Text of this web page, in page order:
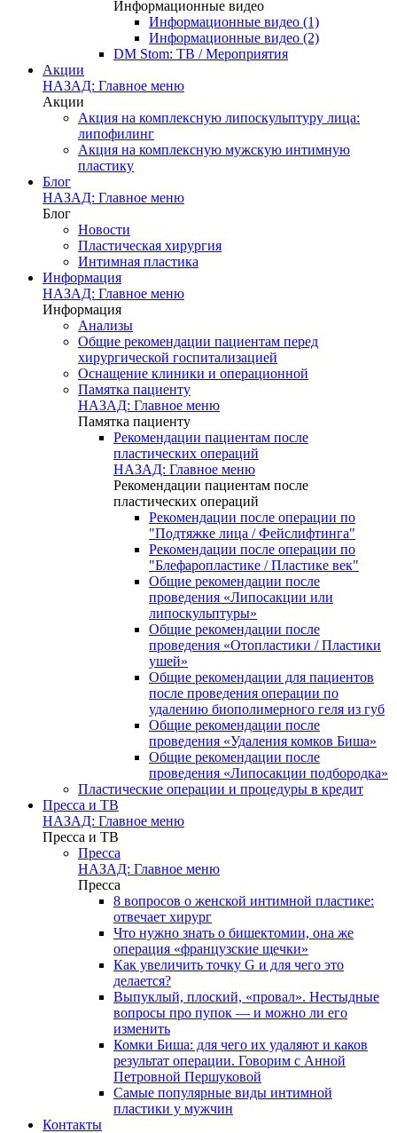
Информационные видео
Информационные видео (1)
Информационные видео (2)
DM Stom: ТВ / Мероприятия
Акции
НАЗАД: Главное меню
Акции
Акция на комплексную липоскульптуру лица:
липофилинг
Акция на комплексную мужскую интимную
пластику
Блог
НАЗАД: Главное меню
Блог
Новости
Пластическая хирургия
Интимная пластика
Информация
НАЗАД: Главное меню
Информация
Анализы
Общие рекомендации пациентам перед
хирургической госпитализацией
Оснащение клиники и операционной
Памятка пациенту
НАЗАД: Главное меню
Памятка пациенту
Рекомендации пациентам после
пластических операций
НАЗАД: Главное меню
Рекомендации пациентам после
пластических операций
Рекомендации после операции по
"Подтяжке лица / Фейслифтинга"
Рекомендации после операции по
"Блефаропластике / Пластике век"
Общие рекомендации после
проведения «Липосакции или
липоскульптуры»
Общие рекомендации после
проведения «Отопластики / Пластики
ушей»
Общие рекомендации для пациентов
после проведения операции по
удалению биополимерного геля из губ
Общие рекомендации после
проведения «Удаления комков Биша»
Общие рекомендации после
проведения «Липосакции подбородка»
Пластические операции и процедуры в кредит
Пресса и ТВ
НАЗАД: Главное меню
Пресса и ТВ
Пресса
НАЗАД: Главное меню
Пресса
8 вопросов о женской интимной пластике:
отвечает хирург
Что нужно знать о бишектомии, она же
операция «французские щечки»
Как увеличить точку G и для чего это
делается?
Выпуклый, плоский, «провал». Нестыдные
вопросы про пупок — и можно ли его
изменить
Комки Биша: для чего их удаляют и каков
результат операции. Говорим с Анной
Петровной Першуковой
Самые популярные виды интимной
пластики у мужчин
Контакты